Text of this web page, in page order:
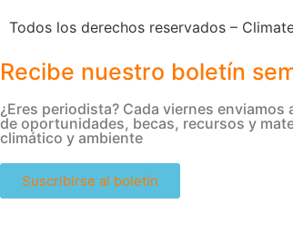
Todos los derechos reservados –
Recibe nuestro boletín
¿Eres periodista? Cada viernes
de oportunidades, becas, recursos y
climático y ambiente
Suscribirse al boletín